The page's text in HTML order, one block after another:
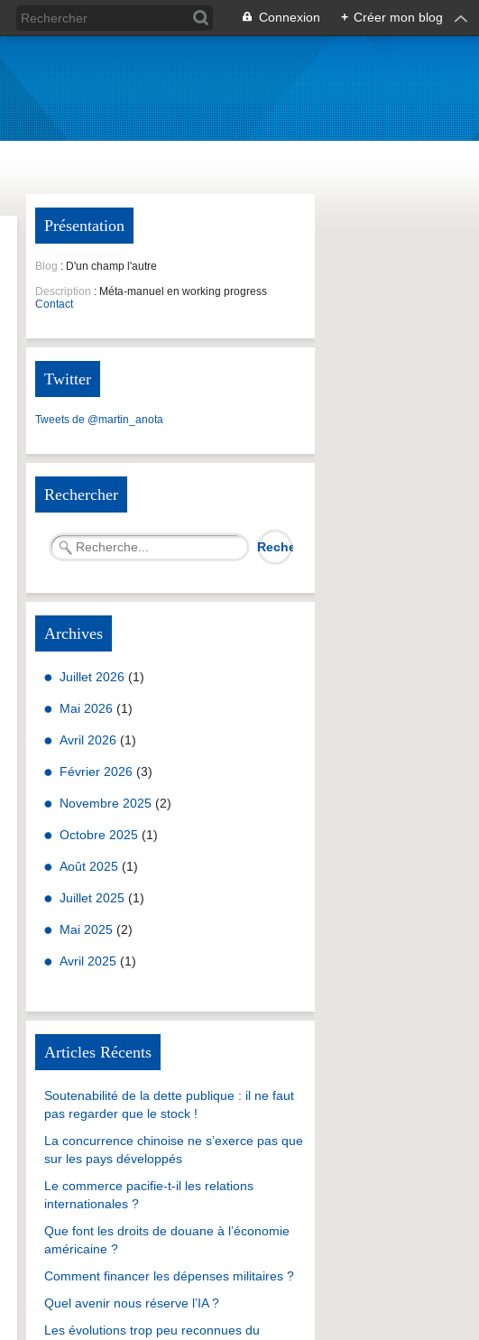
Connexion + Créer mon blog
Présentation
Blog : D'un champ l'autre
Description : Méta-manuel en working progress
Contact
Twitter
Tweets de @martin_anota
Rechercher
Archives
Juillet 2026 (1)
Mai 2026 (1)
Avril 2026 (1)
Février 2026 (3)
Novembre 2025 (2)
Octobre 2025 (1)
Août 2025 (1)
Juillet 2025 (1)
Mai 2025 (2)
Avril 2025 (1)
Articles Récents
Soutenabilité de la dette publique : il ne faut
pas regarder que le stock !
La concurrence chinoise ne s’exerce pas que
sur les pays développés
Le commerce pacifie-t-il les relations
internationales ?
Que font les droits de douane à l’économie
américaine ?
Comment financer les dépenses militaires ?
Quel avenir nous réserve l’IA ?
Les évolutions trop peu reconnues du